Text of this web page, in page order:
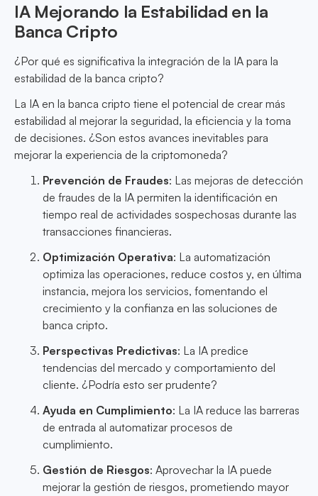
IA Mejorando la Estabilidad en la
Banca Cripto
¿Por qué es significativa la integración de la IA para la
estabilidad de la banca cripto?
La IA en la banca cripto tiene el potencial de crear más
estabilidad al mejorar la seguridad, la eficiencia y la toma
de decisiones. ¿Son estos avances inevitables para
mejorar la experiencia de la criptomoneda?
Prevención de Fraudes: Las mejoras de detección
de fraudes de la IA permiten la identificación en
tiempo real de actividades sospechosas durante las
transacciones financieras.
Optimización Operativa: La automatización
optimiza las operaciones, reduce costos y, en última
instancia, mejora los servicios, fomentando el
crecimiento y la confianza en las soluciones de
banca cripto.
Perspectivas Predictivas: La IA predice
tendencias del mercado y comportamiento del
cliente. ¿Podría esto ser prudente?
Ayuda en Cumplimiento: La IA reduce las barreras
de entrada al automatizar procesos de
cumplimiento.
Gestión de Riesgos: Aprovechar la IA puede
mejorar la gestión de riesgos, prometiendo mayor